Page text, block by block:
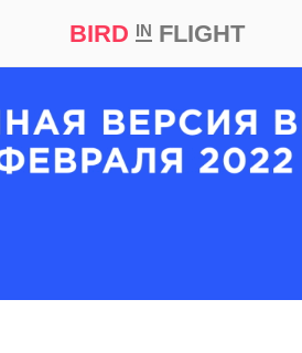
BIRD INFLIGHT